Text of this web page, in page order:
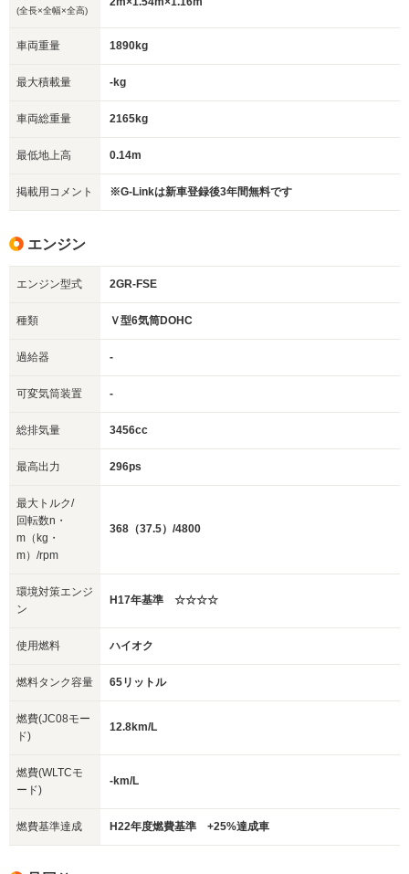
(全長×全幅×全高)
車両重量 1890kg
最大積載量 -kg
車両総重量 2165kg
最低地上高 0.14m
掲載用コメント ※G-Linkは新車登録後3年間無料です
エンジン
エンジン型式 2GR-FSE
種類 Ｖ型6気筒DOHC
過給器 -
可変気筒装置 -
総排気量 3456cc
最高出力 296ps
最大トルク/
回転数n・
m（kg・
m）/rpm
368（37.5）/4800
環境対策エンジ
ン
H17年基準 ☆☆☆☆
使用燃料 ハイオク
燃料タンク容量 65リットル
燃費(JC08モー
ド)
12.8km/L
燃費(WLTCモ
ード)
-km/L
燃費基準達成 H22年度燃費基準 +25%達成車